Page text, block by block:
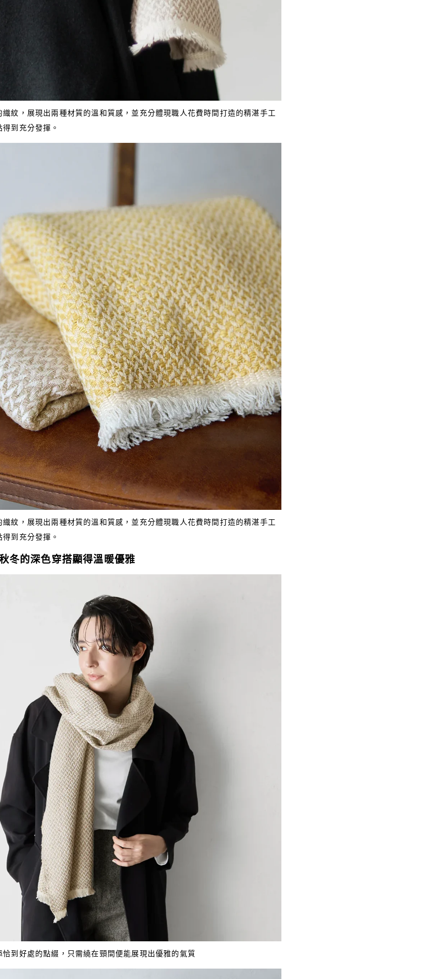
紋，展現出兩種材質的溫和質感，並充分體現職人花費時間打造的精湛手工
到充分發揮。
紋，展現出兩種材質的溫和質感，並充分體現職人花費時間打造的精湛手工
到充分發揮。
冬的深色穿搭顯得溫暖優雅
到好處的點綴，只需繞在頸間便能展現出優雅的氣質